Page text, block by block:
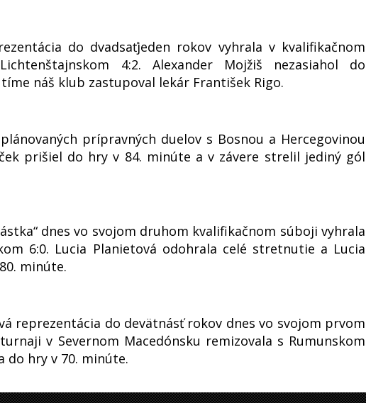
do dvadsaťjeden rokov vyhrala v kvalifikačnom
4:2. Alexander Mojžiš nezasiahol do
náš klub zastupoval lekár František Rigo.
prípravných duelov s Bosnou a Hercegovinou
prišiel do hry v 84. minúte a v závere strelil jediný gól
dnes vo svojom druhom kvalifikačnom súboji vyhrala
6:0. Lucia Planietová odohrala celé stretnutie a Lucia
minúte.
reprezentácia do devätnásť rokov dnes vo svojom prvom
v Severnom Macedónsku remizovala s Rumunskom
do hry v 70. minúte.